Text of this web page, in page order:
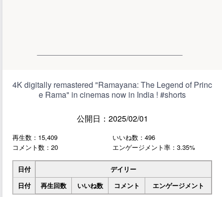
4K digitally remastered "Ramayana: The Legend of Princ
e Rama" in cinemas now in India ! #shorts
公開日：2025/02/01
再生数：15,409
いいね数：496
コメント数：20
エンゲージメント率：3.35%
日付
デイリー
日付
再生回数 いいね数 コメント エンゲージメント